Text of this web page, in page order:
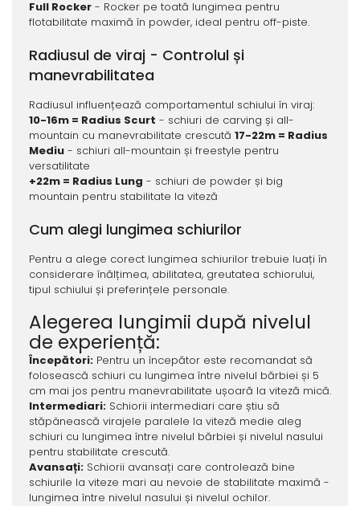
Full Rocker- Rocker pe toată lungimea pentru
flotabilitate maximă în powder, ideal pentru off-piste.
Radiusul de viraj - Controlul și
manevrabilitatea
Radiusul influențează comportamentul schiului în viraj:
10-16m = Radius Scurt - schiuri de carving și all-
mountain cu manevrabilitate crescută 17-22m = Radius
Mediu- schiuri all-mountain și freestyle pentru
versatilitate
+22m = Radius Lung - schiuri de powder și big
mountain pentru stabilitate la viteză
Cum alegi lungimea schiurilor
Pentru a alege corect lungimea schiurilor trebuie luați în
considerare înălțimea, abilitatea, greutatea schiorului,
tipul schiului și preferințele personale.
Alegerea lungimii după nivelul
de experiență:
Începători:Pentru un începător este recomandat să
folosească schiuri cu lungimea între nivelul bărbiei și 5
cm mai jos pentru manevrabilitate ușoară la viteză mică.
Intermediari:Schiorii intermediari care știu să
stăpânească virajele paralele la viteză medie aleg
schiuri cu lungimea între nivelul bărbiei și nivelul nasului
pentru stabilitate crescută.
Avansați:Schiorii avansați care controlează bine
schiurile la viteze mari au nevoie de stabilitate maximă -
lungimea între nivelul nasului și nivelul ochilor.